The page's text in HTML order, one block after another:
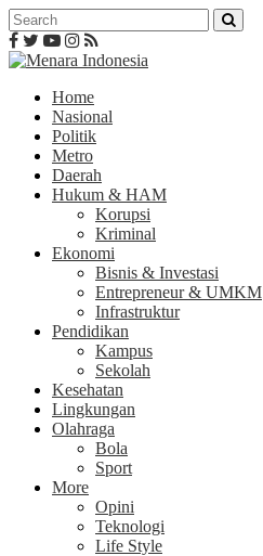
Home
Nasional
Politik
Metro
Daerah
Hukum & HAM
Korupsi
Kriminal
Ekonomi
Bisnis & Investasi
Entrepreneur & UMKM
Infrastruktur
Pendidikan
Kampus
Sekolah
Kesehatan
Lingkungan
Olahraga
Bola
Sport
More
Opini
Teknologi
Life Style